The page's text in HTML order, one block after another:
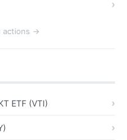
actions →
ETF (VTI)